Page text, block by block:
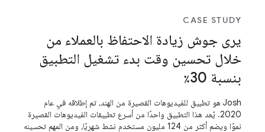
CASE STUDY
يرى جوش زيادة الاحتفاظ بالعملاء من
خلال تحسين وقت بدء تشغيل التطبيق
بنسبة 30٪
Josh هو تطبيق للفيديوهات القصيرة من الهند، تم إطلاقه في عام
2020. يُعد هذا التطبيق واحدًا من أسرع تطبيقات الفيديوهات القصيرة
نموًا ويضم أكثر من 124 مليون مستخدم نشط شهريًا، ومن المهم تحسينه